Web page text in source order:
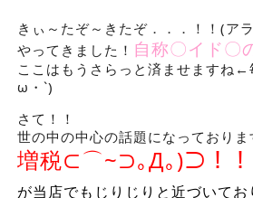
きぃ～たぞ～きたぞ．．．！！(ア
やってきました！
ここはもうさらっと済ませますね←
ω・`)
さて！！
世の中の中心の話題になっておりま
増税⊂⌒~⊃｡Д｡)⊃！！
が当店でもじりじりと近づいてお